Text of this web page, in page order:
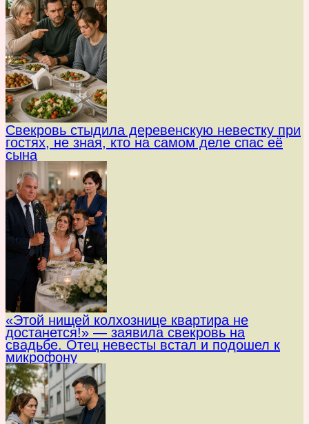
Свекровь стыдила деревенскую невестку при
гостях, не зная, кто на самом деле спас её
сына
«Этой нищей колхознице квартира не
достанется!» — заявила свекровь на
свадьбе. Отец невесты встал и подошел к
микрофону